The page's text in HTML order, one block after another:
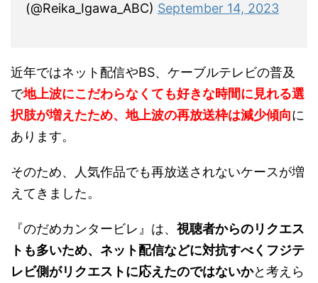
(@Reika_Igawa_ABC) September 14, 2023
近年ではネット配信やBS、ケーブルテレビの普及
で地上波にこだわらなくても好きな時間に見れる選
択肢が増えたため、地上波の再放送枠は減少傾向に
あります。
そのため、人気作品でも再放送されないケースが増
えてきました。
『のだめカンタービレ』は、 視聴者からのリクエス
トも多いため、ネット配信などに対抗すべくフジテ
レビ側がリクエストに応えたのではないかと考えら